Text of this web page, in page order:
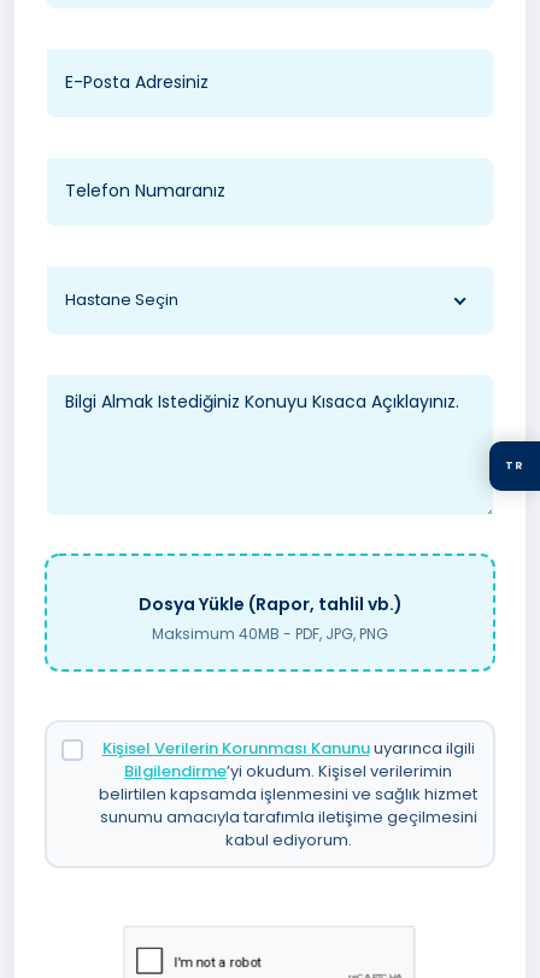
TR
Hastane Seçin
Dosya Yükle (Rapor, tahlil vb.)
Maksimum 40MB - PDF, JPG, PNG
Kişisel Verilerin Korunması Kanunuuyarınca ilgili
Bilgilendirme’yi okudum. Kişisel verilerimin
belirtilen kapsamda işlenmesini ve sağlık hizmet
sunumu amacıyla tarafımla iletişime geçilmesini
kabul ediyorum.